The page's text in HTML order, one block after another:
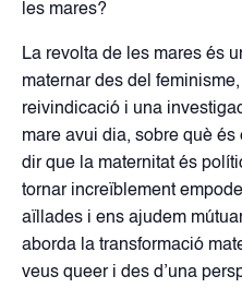
les mares?
La revolta de les mares és
maternar des del
reivindicació i una
mare avui dia, sobre què
dir que la maternitat és
tornar increïblement
aïllades i ens ajudem
aborda la transformació
veus queer i des d’una